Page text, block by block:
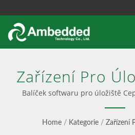
Zařízení Pro
Balíček softwaru pro úložiště
systému, jádra, úložiště Ceph,
profesionální podpory a
SW | Řešení Ceph se integruje s
Home / Kategorie / Zařízení